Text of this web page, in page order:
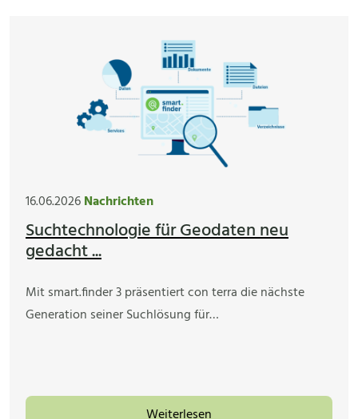
16.06.2026Nachrichten
Suchtechnologie für Geodaten neu
gedacht ...
Mit smart.finder 3 präsentiert con terra die nächste
Generation seiner Suchlösung für…